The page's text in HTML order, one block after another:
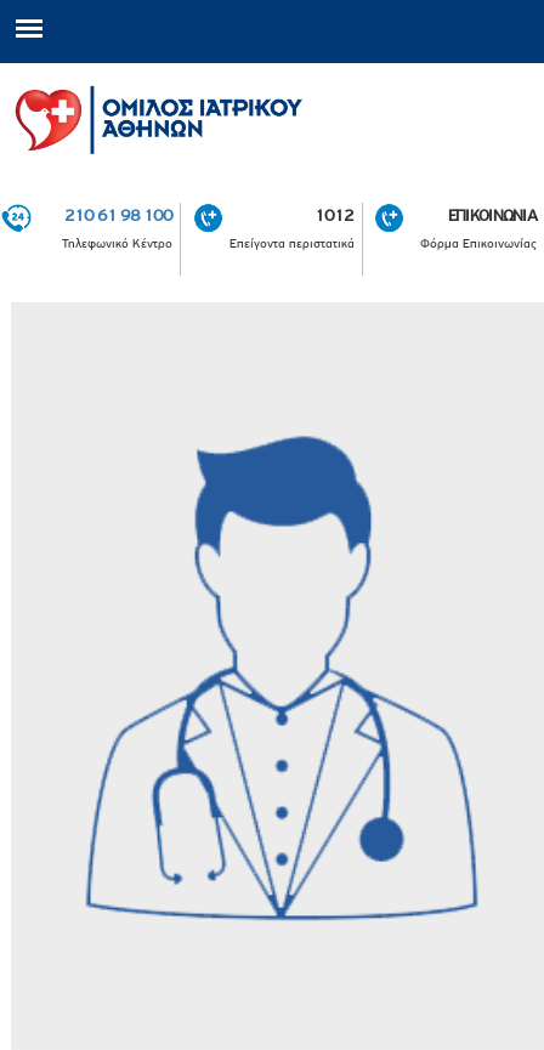
210 61 98 100
Τηλεφωνικό Κέντρο
1012
Επείγοντα περιστατικά
ΕΠΙΚΟΙΝΩΝΙΑ
Φόρμα Επικοινωνίας